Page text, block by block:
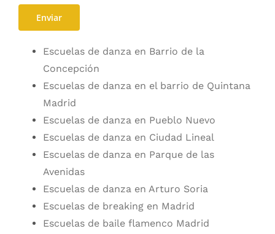
Escuelas de danza en Barrio de la
Concepción
Escuelas de danza en el barrio de Quintana
Madrid
Escuelas de danza en Pueblo Nuevo
Escuelas de danza en Ciudad Lineal
Escuelas de danza en Parque de las
Avenidas
Escuelas de danza en Arturo Soria
Escuelas de breaking en Madrid
Escuelas de baile flamenco Madrid